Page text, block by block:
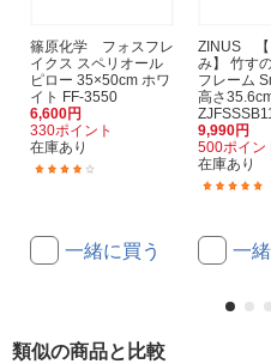
篠原化学 フォスフレ
イクス スペリオール
ピロー 35×50cm ホワ
イト FF-3550
6,600円
330ポイント
在庫あり
一緒に買う
ZINUS 【
み】 竹す
フレーム
高さ
9,990円
500ポイン
在庫あり
一
類似の商品と比較